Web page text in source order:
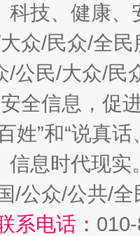
科技、健康
众/民众/全
/公民/大众/民
全信息，促
姓”和“说真
信息时代现实
/公众/公共/
系电话：